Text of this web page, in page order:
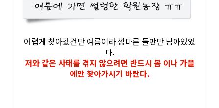
어렵게 찾아갔건만 여름이라 깡마른 들판만 남아있었
다.
저와 같은 사태를 겪지 않으려면 반드시 봄 이나 가을
에만 찾아가시기 바란다.